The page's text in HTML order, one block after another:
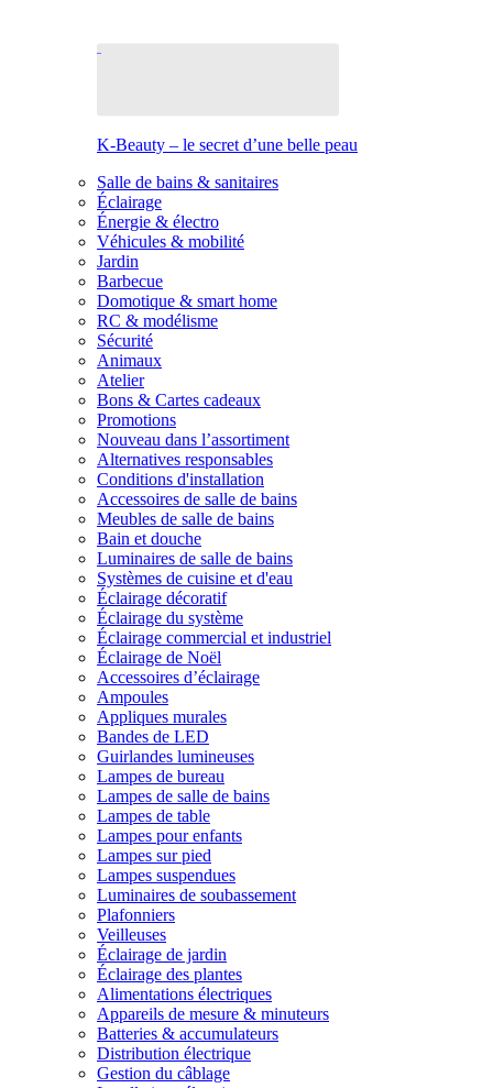
K-Beauty – le secret d’une belle peau
Salle de bains & sanitaires
Éclairage
Énergie & électro
Véhicules & mobilité
Jardin
Barbecue
Domotique & smart home
RC & modélisme
Sécurité
Animaux
Atelier
Bons & Cartes cadeaux
Promotions
Nouveau dans l’assortiment
Alternatives responsables
Conditions d'installation
Accessoires de salle de bains
Meubles de salle de bains
Bain et douche
Luminaires de salle de bains
Systèmes de cuisine et d'eau
Éclairage décoratif
Éclairage du système
Éclairage commercial et industriel
Éclairage de Noël
Accessoires d’éclairage
Ampoules
Appliques murales
Bandes de LED
Guirlandes lumineuses
Lampes de bureau
Lampes de salle de bains
Lampes de table
Lampes pour enfants
Lampes sur pied
Lampes suspendues
Luminaires de soubassement
Plafonniers
Veilleuses
Éclairage de jardin
Éclairage des plantes
Alimentations électriques
Appareils de mesure & minuteurs
Batteries & accumulateurs
Distribution électrique
Gestion du câblage